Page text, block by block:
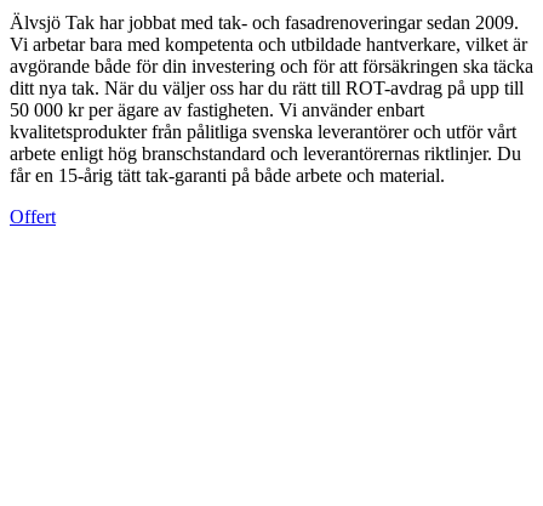
Älvsjö Tak har jobbat med tak- och fasadrenoveringar sedan 2009.
Vi arbetar bara med kompetenta och utbildade hantverkare, vilket är
avgörande både för din investering och för att försäkringen ska täcka
ditt nya tak. När du väljer oss har du rätt till ROT-avdrag på upp till
50 000 kr per ägare av fastigheten. Vi använder enbart
kvalitetsprodukter från pålitliga svenska leverantörer och utför vårt
arbete enligt hög branschstandard och leverantörernas riktlinjer. Du
får en 15-årig tätt tak-garanti på både arbete och material.
Offert